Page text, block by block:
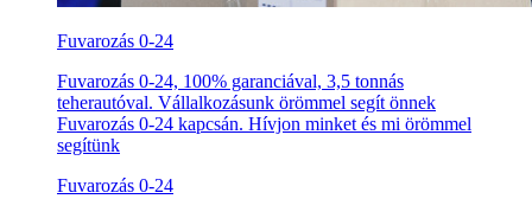
Fuvarozás 0-24
Fuvarozás 0-24, 100% garanciával, 3,5 tonnás
teherautóval. Vállalkozásunk örömmel segít önnek
Fuvarozás 0-24 kapcsán. Hívjon minket és mi örömmel
segítünk
Fuvarozás 0-24